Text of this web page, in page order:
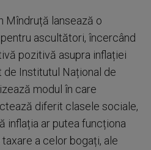
Mîndruță lansează o
ascultători, încercând
pozitivă asupra inflației
de Institutul Național de
modul în care
diferit clasele sociale,
inflația ar putea funcționa
a celor bogați, ale